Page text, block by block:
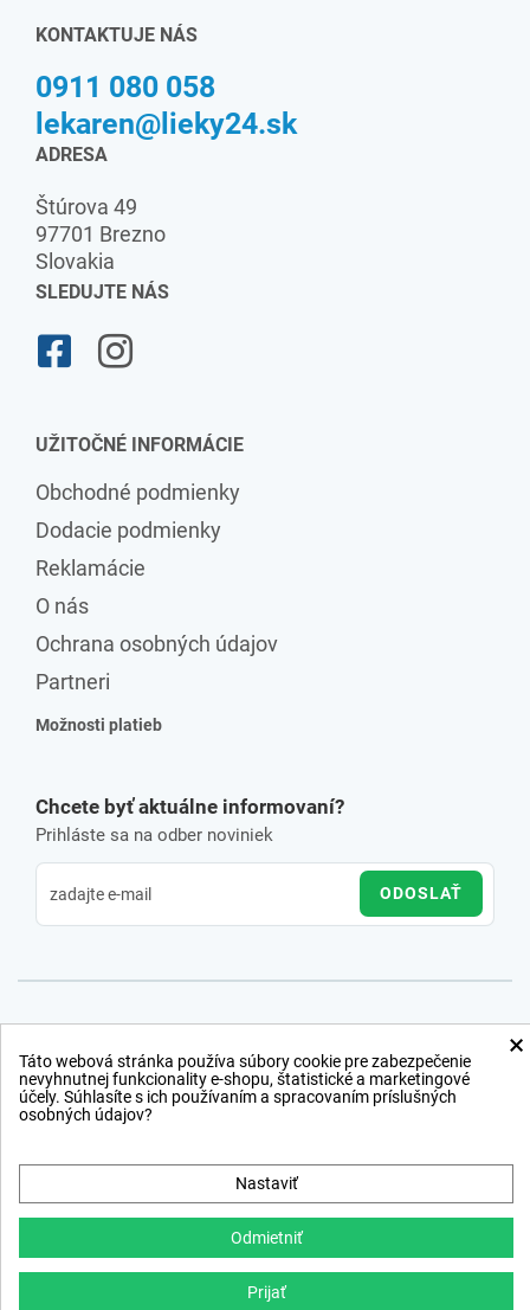
KONTAKTUJE NÁS
0911 080 058
lekaren@lieky24.sk
ADRESA
Štúrova 49
97701 Brezno
Slovakia
SLEDUJTE NÁS
UŽITOČNÉ INFORMÁCIE
Obchodné podmienky
Dodacie podmienky
Reklamácie
O nás
Ochrana osobných údajov
Partneri
Možnosti platieb
Chcete byť aktuálne informovaní?
Prihláste sa na odber noviniek
ODOSLAŤ
×
Táto webová stránka používa súbory cookie pre zabezpečenie
nevyhnutnej funkcionality e-shopu, štatistické a marketingové
účely. Súhlasíte s ich používaním a spracovaním príslušných
osobných údajov?
Nastaviť
Odmietniť
Prijať